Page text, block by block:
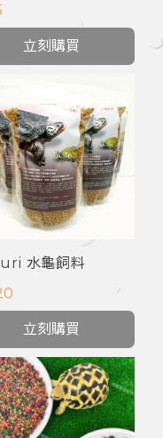
立刻購買
水龜飼料
立刻購買